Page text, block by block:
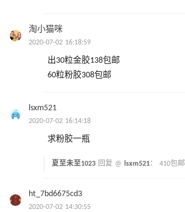
淘小猫咪
2020-07-02 16:18:59
出30粒金胶138包邮
60粒粉胶308包邮
lsxm521
2020-07-02 16:14:18
求粉胶一瓶
夏至未至1023 回复 @ lsxm521： 410包邮
ht_7bd6675cd3
2020-07-02 14:30:55